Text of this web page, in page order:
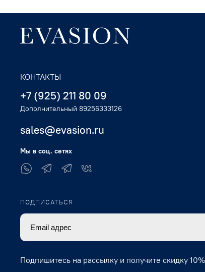
КОНТАКТЫ
+7 (925) 211 80 09
Дополнительный 89256333126
sales@evasion.ru
Мы в соц. сетях
ПОДПИСАТЬСЯ
Подпишитесь на рассылку и получите скидку